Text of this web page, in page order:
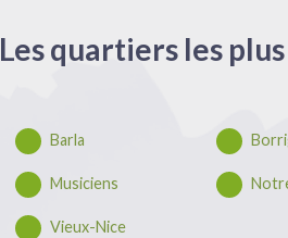
Les quartiers les
Barla
Musiciens
Vieux-Nice